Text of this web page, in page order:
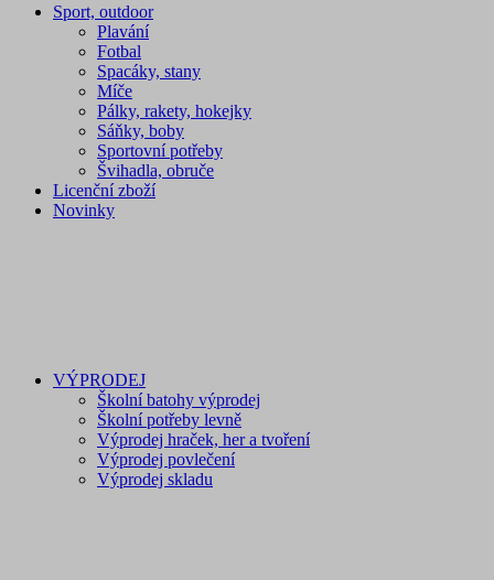
Sport, outdoor
Plavání
Fotbal
Spacáky, stany
Míče
Pálky, rakety, hokejky
Sáňky, boby
Sportovní potřeby
Švihadla, obruče
Licenční zboží
Novinky
VÝPRODEJ
Školní batohy výprodej
Školní potřeby levně
Výprodej hraček, her a tvoření
Výprodej povlečení
Výprodej skladu